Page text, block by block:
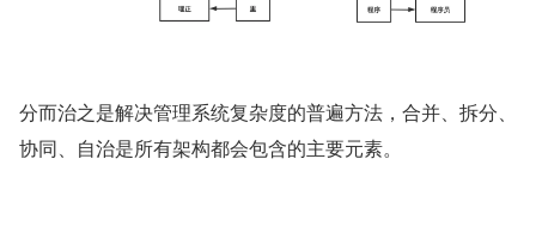
分而治之是解决管理系统复杂度的普遍方法，合并、拆分、
协同、自治是所有架构都会包含的主要元素。